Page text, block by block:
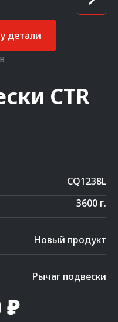
детали
CTR
CQ1238L
3600 г.
Новый продукт
Рычаг подвески
₽